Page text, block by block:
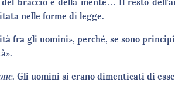
nelle forme di legge.
fra gli uomini», perché, se sono
. Gli uomini si erano dimenticati di